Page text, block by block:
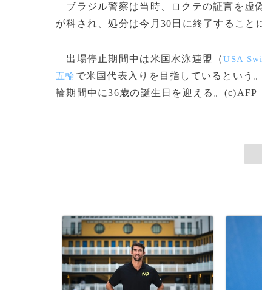
ブラジル警察は当時、ロクテの証言を虚
が科され、処分は今月30日に終了すること
出場停止期間中は米国水泳連盟（USA
五輪 で米国代表入りを目指しているという
輪期間中に36歳の誕生日を迎える。(c)AFP